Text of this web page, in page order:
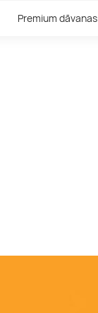
Premium dāvanas